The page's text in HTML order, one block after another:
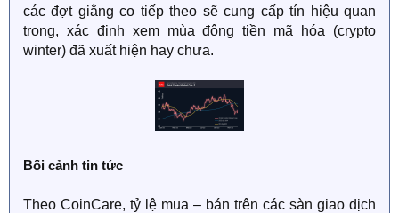
các đợt giằng co tiếp theo sẽ cung cấp tín hiệu quan
trọng, xác định xem mùa đông tiền mã hóa (crypto
winter) đã xuất hiện hay chưa.
Bối cảnh tin tức
Theo CoinCare, tỷ lệ mua – bán trên các sàn giao dịch